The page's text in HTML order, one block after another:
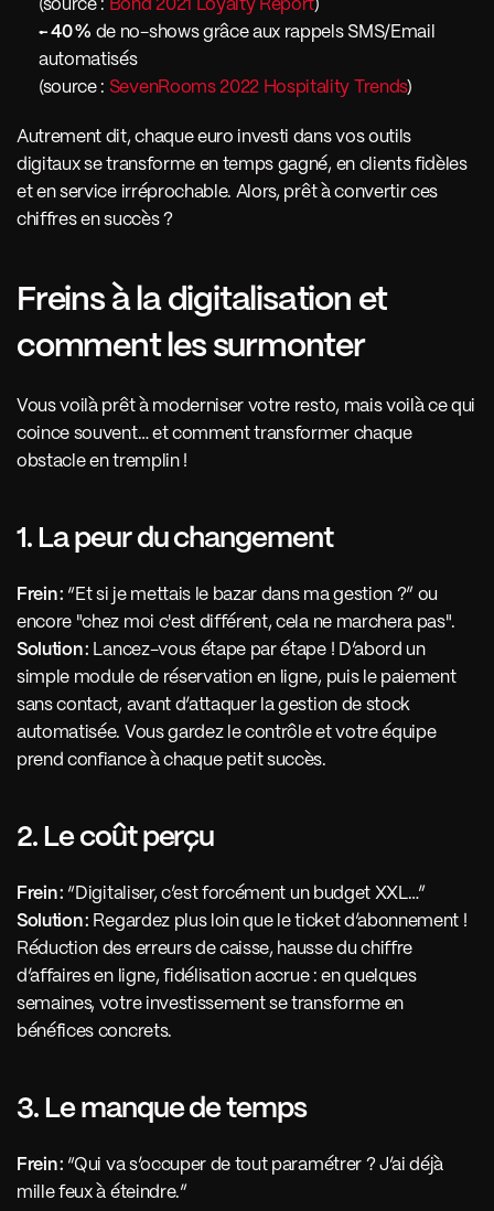
(source : Bond 2021 Loyalty Report)
– 40 % de no-shows grâce aux rappels SMS/Email
automatisés
(source : SevenRooms 2022 Hospitality Trends)
Autrement dit, chaque euro investi dans vos outils
digitaux se transforme en temps gagné, en clients fidèles
et en service irréprochable. Alors, prêt à convertir ces
chiffres en succès ?
Freins à la digitalisation et
comment les surmonter
Vous voilà prêt à moderniser votre resto, mais voilà ce qui
coince souvent… et comment transformer chaque
obstacle en tremplin !
1. La peur du changement
Frein : “Et si je mettais le bazar dans ma gestion ?” ou
encore "chez moi c'est différent, cela ne marchera pas".
Solution : Lancez-vous étape par étape ! D’abord un
simple module de réservation en ligne, puis le paiement
sans contact, avant d’attaquer la gestion de stock
automatisée. Vous gardez le contrôle et votre équipe
prend confiance à chaque petit succès.
2. Le coût perçu
Frein : “Digitaliser, c’est forcément un budget XXL…”
Solution : Regardez plus loin que le ticket d’abonnement !
Réduction des erreurs de caisse, hausse du chiffre
d’affaires en ligne, fidélisation accrue : en quelques
semaines, votre investissement se transforme en
bénéfices concrets.
3. Le manque de temps
Frein : “Qui va s’occuper de tout paramétrer ? J’ai déjà
mille feux à éteindre.”